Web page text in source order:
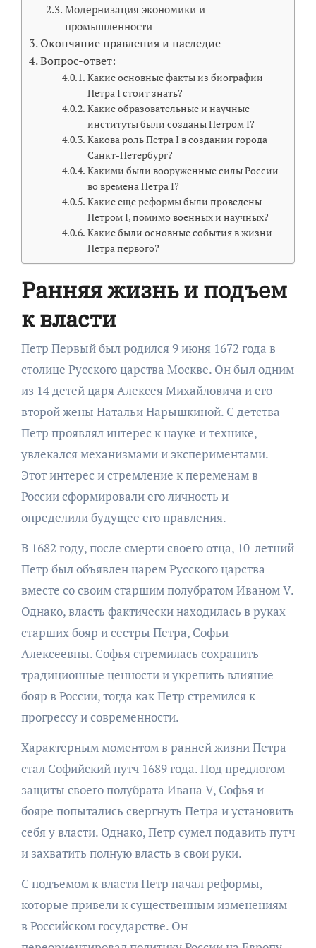
Модернизация экономики и
промышленности
Окончание правления и наследие
Вопрос-ответ:
Какие основные факты из биографии
Петра I стоит знать?
Какие образовательные и научные
институты были созданы Петром I?
Какова роль Петра I в создании города
Санкт-Петербург?
Какими были вооруженные силы России
во времена Петра I?
Какие еще реформы были проведены
Петром I, помимо военных и научных?
Какие были основные события в жизни
Петра первого?
Ранняя жизнь и подъем
к власти
Петр Первый был родился 9 июня 1672 года в
столице Русского царства Москве. Он был одним
из 14 детей царя Алексея Михайловича и его
второй жены Натальи Нарышкиной. С детства
Петр проявлял интерес к науке и технике,
увлекался механизмами и экспериментами.
Этот интерес и стремление к переменам в
России сформировали его личность и
определили будущее его правления.
В 1682 году, после смерти своего отца, 10-летний
Петр был объявлен царем Русского царства
вместе со своим старшим полубратом Иваном V.
Однако, власть фактически находилась в руках
старших бояр и сестры Петра, Софьи
Алексеевны. Софья стремилась сохранить
традиционные ценности и укрепить влияние
бояр в России, тогда как Петр стремился к
прогрессу и современности.
Характерным моментом в ранней жизни Петра
стал Софийский путч 1689 года. Под предлогом
защиты своего полубрата Ивана V, Софья и
бояре попытались свергнуть Петра и установить
себя у власти. Однако, Петр сумел подавить путч
и захватить полную власть в свои руки.
С подъемом к власти Петр начал реформы,
которые привели к существенным изменениям
в Российском государстве. Он